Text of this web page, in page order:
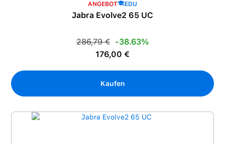
ANGEBOT EDU
Jabra Evolve2 65 UC
Verkaufspreis:
Regulärer Preis:
286,79 € -38.63%
176,00 €
Kaufen